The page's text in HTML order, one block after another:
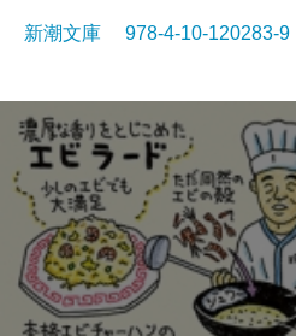
新潮文庫 978-4-10-